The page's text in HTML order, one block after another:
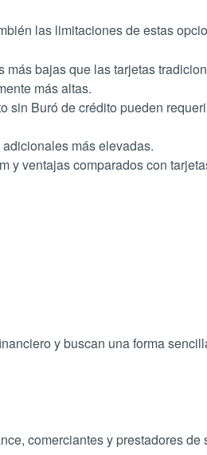
las limitaciones de estas
más bajas que las tarjetas
más altas.
sin Buró de crédito pueden
más elevadas.
y ventajas comparados con
y buscan una forma
comerciantes y prestadores de